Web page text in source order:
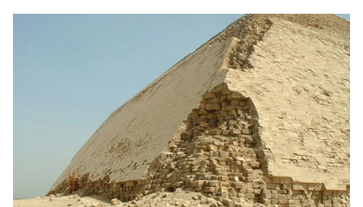
Theo dõi báo trên
Cơ quan chủ quản:Đài Truyền hình Việt Nam
Cơ quan báo chí:Thời báo VTV